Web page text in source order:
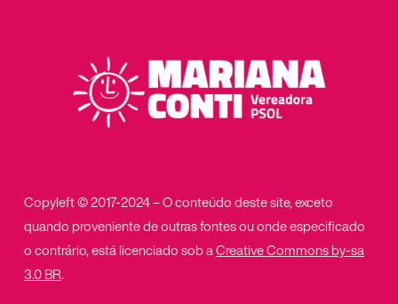
Copyleft © 2017-2024 – O conteúdo deste site, exceto
quando proveniente de outras fontes ou onde especificado
o contrário, está licenciado sob aCreative Commons by-sa
3.0 BR.